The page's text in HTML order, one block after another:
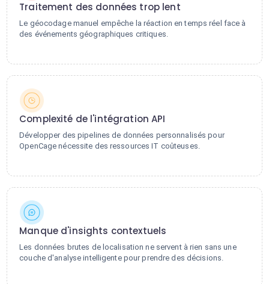
Traitement des données trop lent
Le géocodage manuel empêche la réaction en temps réel face à
des événements géographiques critiques.
Complexité de l'intégration API
Développer des pipelines de données personnalisés pour
OpenCage nécessite des ressources IT coûteuses.
Manque d'insights contextuels
Les données brutes de localisation ne servent à rien sans une
couche d'analyse intelligente pour prendre des décisions.